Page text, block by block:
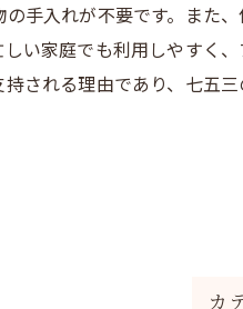
手入れが不要です。また
い家庭でも利用しやすく
される理由であり、七五
カ